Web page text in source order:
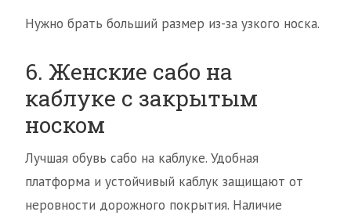
Нужно брать больший размер из-за узкого носка.
6. Женские сабо на
каблуке с закрытым
носком
Лучшая обувь сабо на каблуке. Удобная
платформа и устойчивый каблук защищают от
неровности дорожного покрытия. Наличие